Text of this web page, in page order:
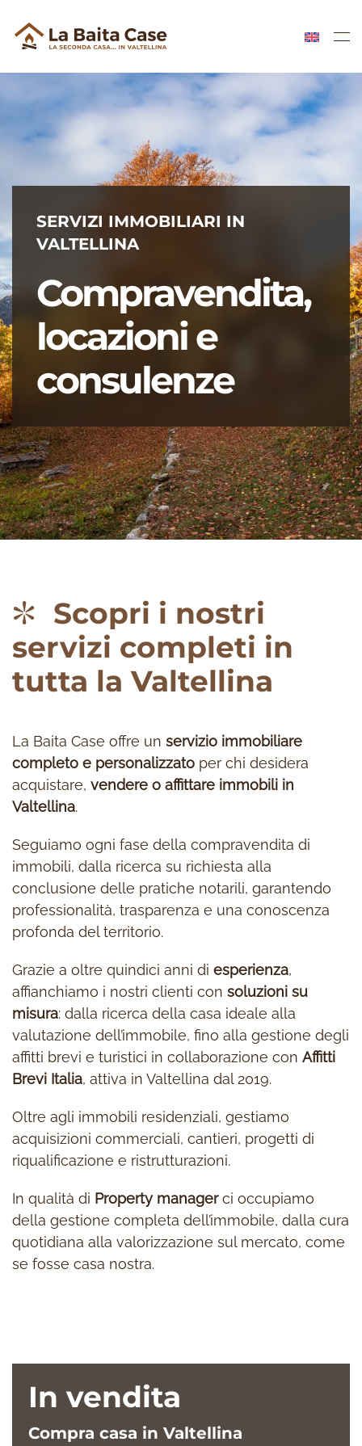
Skip to main content
SERVIZI IMMOBILIARI IN
VALTELLINA
Compravendita,
locazioni e
consulenze
Scopri i nostri
servizi completi in
tutta la Valtellina
La Baita Case offre un servizio immobiliare
completo e personalizzato per chi desidera
acquistare, vendere o affittare immobili in
Valtellina.
Seguiamo ogni fase della compravendita di
immobili, dalla ricerca su richiesta alla
conclusione delle pratiche notarili, garantendo
professionalità, trasparenza e una conoscenza
profonda del territorio.
Grazie a oltre quindici anni di esperienza,
affianchiamo i nostri clienti con soluzioni su
misura: dalla ricerca della casa ideale alla
valutazione dell’immobile, fino alla gestione degli
affitti brevi e turistici in collaborazione con Affitti
Brevi Italia, attiva in Valtellina dal 2019.
Oltre agli immobili residenziali, gestiamo
acquisizioni commerciali, cantieri, progetti di
riqualificazione e ristrutturazioni.
In qualità di Property managerci occupiamo
della gestione completa dell’immobile, dalla cura
quotidiana alla valorizzazione sul mercato, come
se fosse casa nostra.
In vendita
Compra casa in Valtellina